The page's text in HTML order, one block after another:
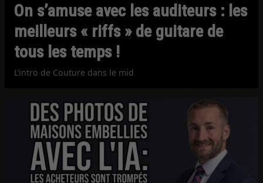
On s’amuse avec les auditeurs : les
meilleurs « riffs » de guitare de
tous les temps !
L’intro de Couture dans le mid